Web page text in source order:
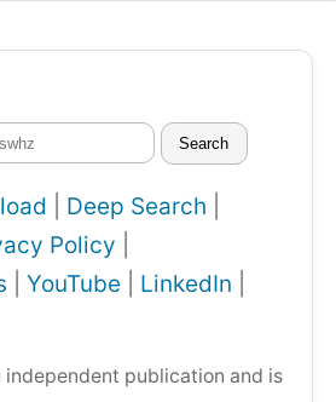
Search
Deep Search
Policy
YouTube LinkedIn
independent publication and is